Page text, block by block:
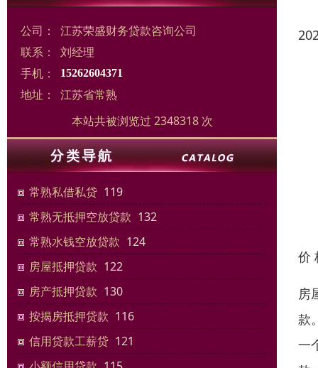
公司：
江苏荣盛财务贷款咨询公司
联系：
刘经理
手机：
15262604371
地址：
江苏省常熟
本站共被浏览过 2348318 次
常熟私借私贷 119
常熟无抵押空放贷款 132
常熟水钱空放贷款 124
房屋抵押贷款 122
房产抵押贷款 130
按揭房抵押贷款 116
信用贷款工薪贷 121
价
房
款
一